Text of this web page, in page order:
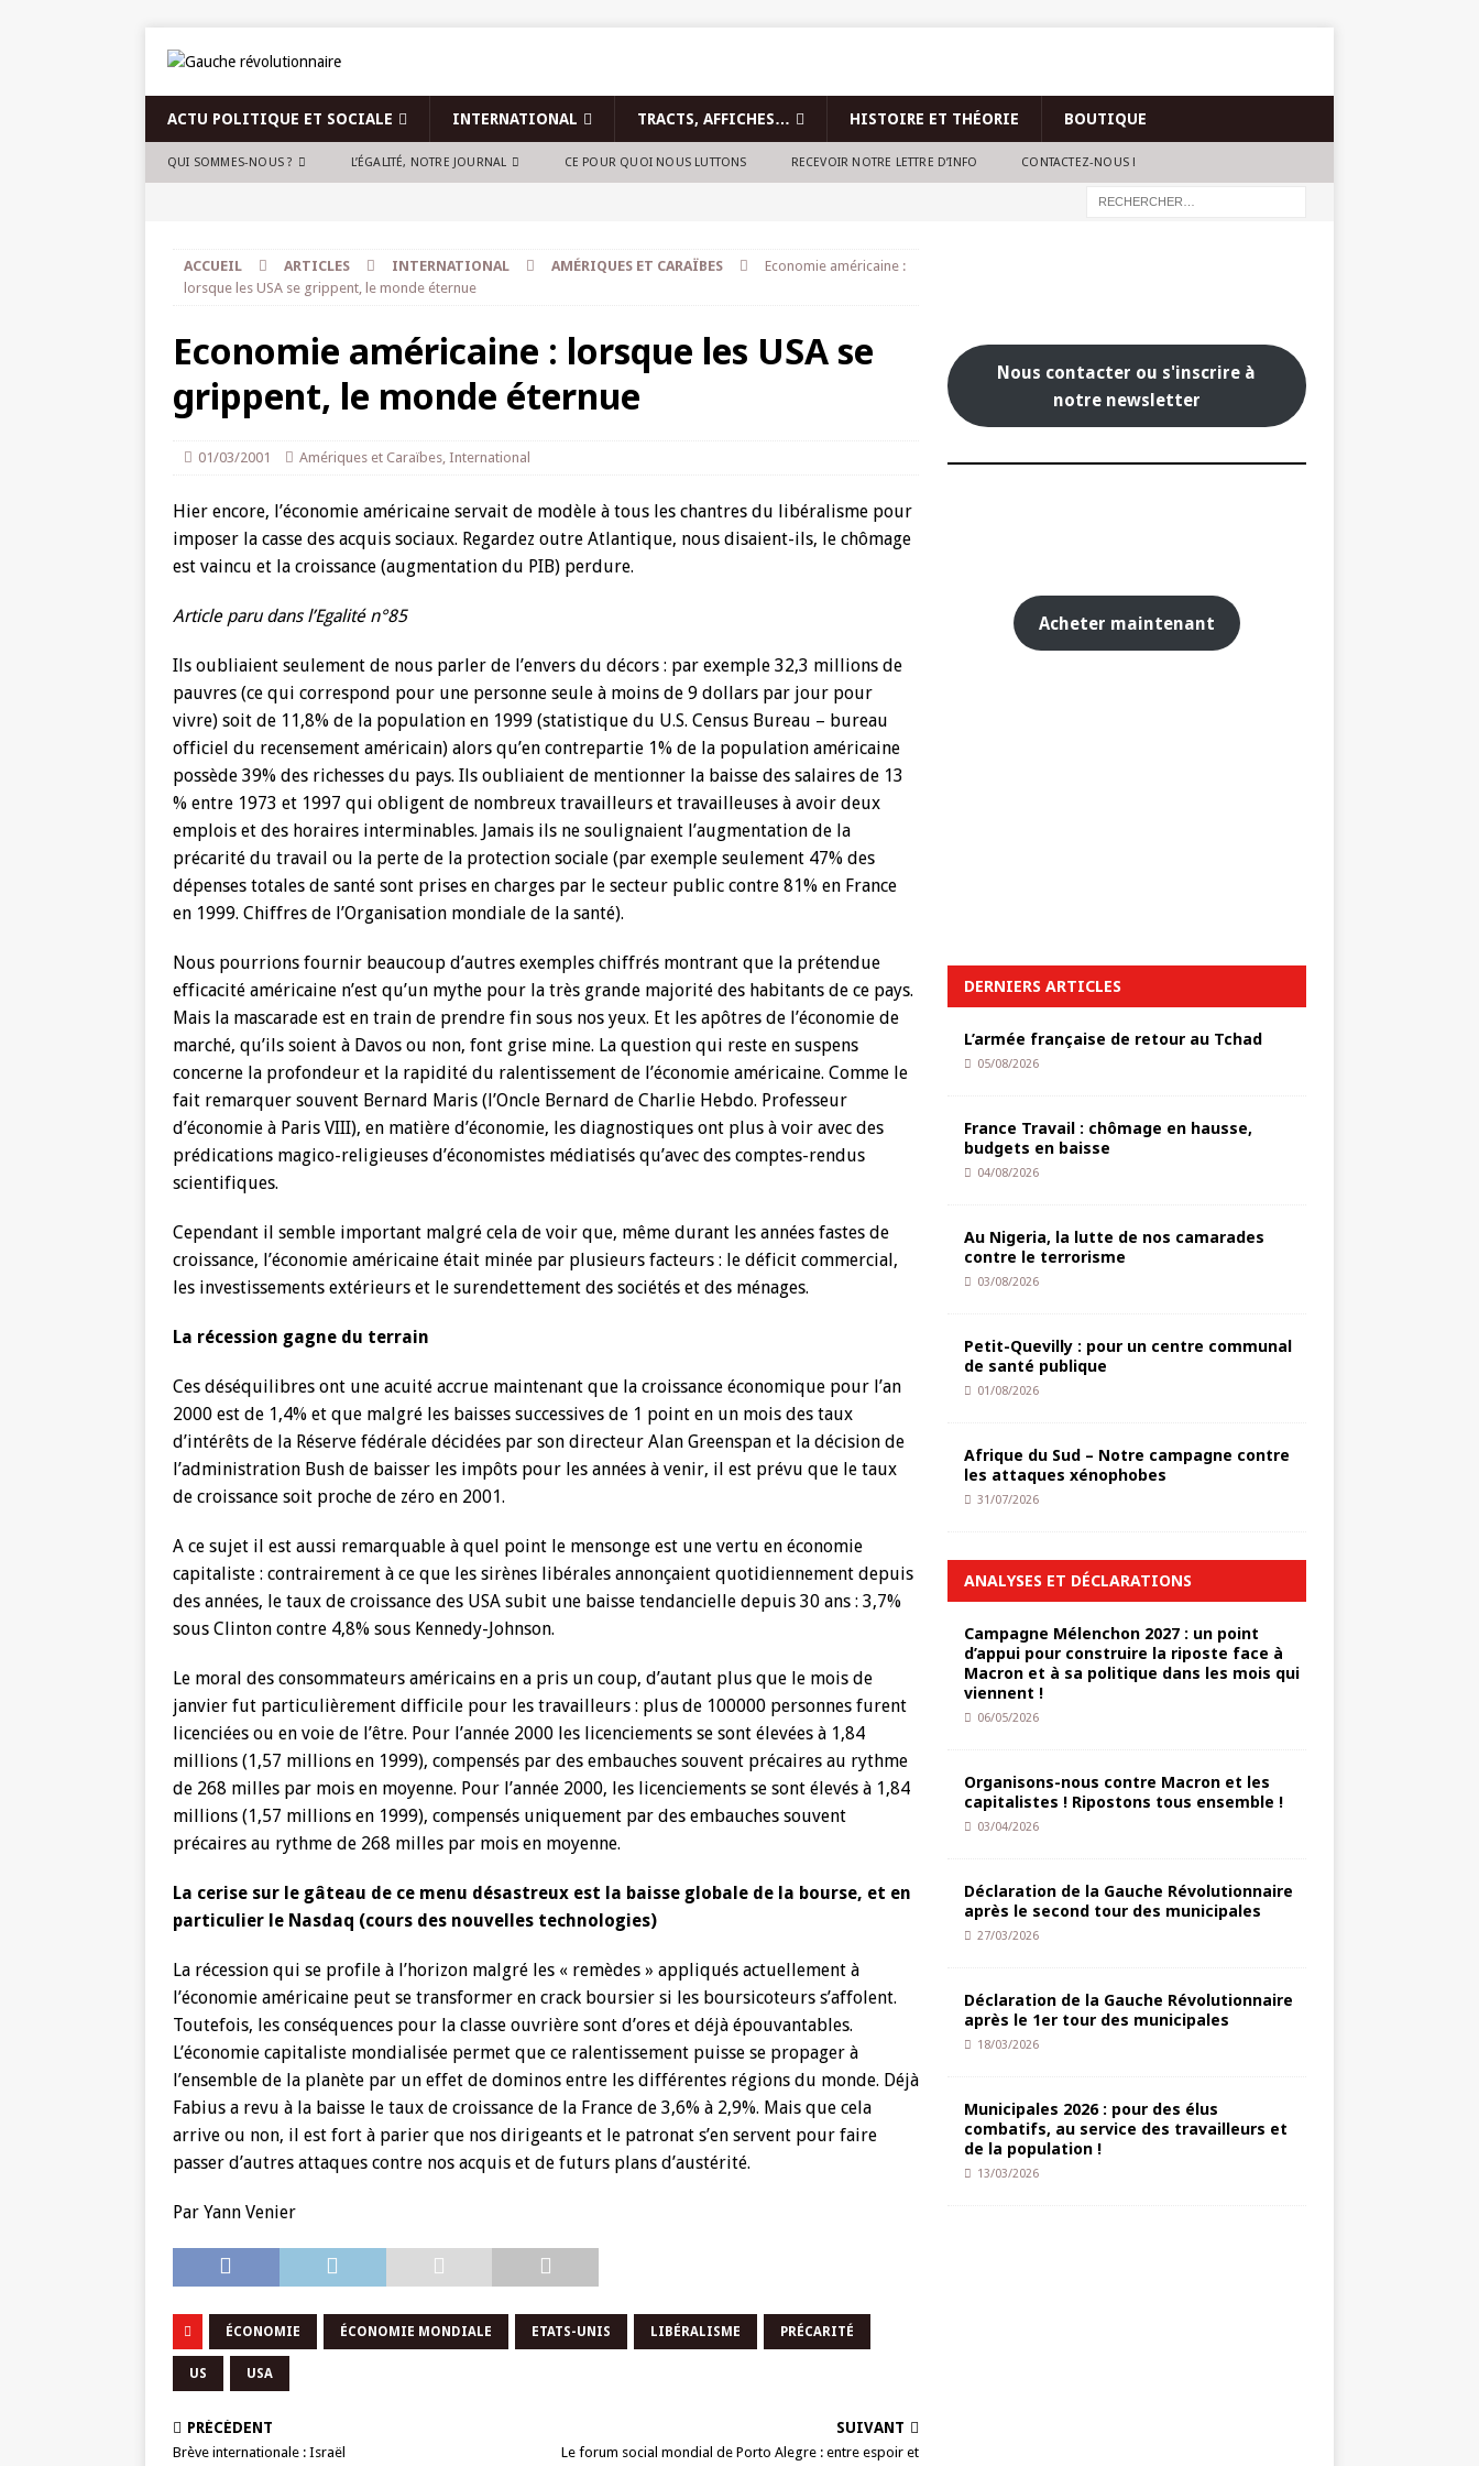
ACTU POLITIQUE ET SOCIALE INTERNATIONAL TRACTS, AFFICHES… HISTOIRE ET THÉORIE BOUTIQUE
QUI SOMMES-NOUS ? L’ÉGALITÉ, NOTRE JOURNAL CE POUR QUOI NOUS LUTTONS RECEVOIR NOTRE LETTRE D’INFO CONTACTEZ-NOUS !
ACCUEIL ARTICLES INTERNATIONAL AMÉRIQUES ET CARAÏBES
Economie américaine :
lorsque les USA se grippent, le monde éternue
Economie américaine : lorsque les USA se
grippent, le monde éternue
01/03/2001 Amériques et Caraïbes, International
Hier encore, l’économie américaine servait de modèle à tous les chantres du libéralisme pour
imposer la casse des acquis sociaux. Regardez outre Atlantique, nous disaient-ils, le chômage
est vaincu et la croissance (augmentation du PIB) perdure.
Article paru dans l’Egalité n°85
Ils oubliaient seulement de nous parler de l’envers du décors : par exemple 32,3 millions de
pauvres (ce qui correspond pour une personne seule à moins de 9 dollars par jour pour
vivre) soit de 11,8% de la population en 1999 (statistique du U.S. Census Bureau – bureau
officiel du recensement américain) alors qu’en contrepartie 1% de la population américaine
possède 39% des richesses du pays. Ils oubliaient de mentionner la baisse des salaires de 13
% entre 1973 et 1997 qui obligent de nombreux travailleurs et travailleuses à avoir deux
emplois et des horaires interminables. Jamais ils ne soulignaient l’augmentation de la
précarité du travail ou la perte de la protection sociale (par exemple seulement 47% des
dépenses totales de santé sont prises en charges par le secteur public contre 81% en France
en 1999. Chiffres de l’Organisation mondiale de la santé).
Nous pourrions fournir beaucoup d’autres exemples chiffrés montrant que la prétendue
efficacité américaine n’est qu’un mythe pour la très grande majorité des habitants de ce pays.
Mais la mascarade est en train de prendre fin sous nos yeux. Et les apôtres de l’économie de
marché, qu’ils soient à Davos ou non, font grise mine. La question qui reste en suspens
concerne la profondeur et la rapidité du ralentissement de l’économie américaine. Comme le
fait remarquer souvent Bernard Maris (l’Oncle Bernard de Charlie Hebdo. Professeur
d’économie à Paris VIII), en matière d’économie, les diagnostiques ont plus à voir avec des
prédications magico-religieuses d’économistes médiatisés qu’avec des comptes-rendus
scientifiques.
Cependant il semble important malgré cela de voir que, même durant les années fastes de
croissance, l’économie américaine était minée par plusieurs facteurs : le déficit commercial,
les investissements extérieurs et le surendettement des sociétés et des ménages.
La récession gagne du terrain
Ces déséquilibres ont une acuité accrue maintenant que la croissance économique pour l’an
2000 est de 1,4% et que malgré les baisses successives de 1 point en un mois des taux
d’intérêts de la Réserve fédérale décidées par son directeur Alan Greenspan et la décision de
l’administration Bush de baisser les impôts pour les années à venir, il est prévu que le taux
de croissance soit proche de zéro en 2001.
A ce sujet il est aussi remarquable à quel point le mensonge est une vertu en économie
capitaliste : contrairement à ce que les sirènes libérales annonçaient quotidiennement depuis
des années, le taux de croissance des USA subit une baisse tendancielle depuis 30 ans : 3,7%
sous Clinton contre 4,8% sous Kennedy-Johnson.
Le moral des consommateurs américains en a pris un coup, d’autant plus que le mois de
janvier fut particulièrement difficile pour les travailleurs : plus de 100000 personnes furent
licenciées ou en voie de l’être. Pour l’année 2000 les licenciements se sont élevées à 1,84
millions (1,57 millions en 1999), compensés par des embauches souvent précaires au rythme
de 268 milles par mois en moyenne. Pour l’année 2000, les licenciements se sont élevés à 1,84
millions (1,57 millions en 1999), compensés uniquement par des embauches souvent
précaires au rythme de 268 milles par mois en moyenne.
La cerise sur le gâteau de ce menu désastreux est la baisse globale de la bourse, et en
particulier le Nasdaq (cours des nouvelles technologies)
La récession qui se profile à l’horizon malgré les « remèdes » appliqués actuellement à
l’économie américaine peut se transformer en crack boursier si les boursicoteurs s’affolent.
Toutefois, les conséquences pour la classe ouvrière sont d’ores et déjà épouvantables.
L’économie capitaliste mondialisée permet que ce ralentissement puisse se propager à
l’ensemble de la planète par un effet de dominos entre les différentes régions du monde. Déjà
Fabius a revu à la baisse le taux de croissance de la France de 3,6% à 2,9%. Mais que cela
arrive ou non, il est fort à parier que nos dirigeants et le patronat s’en servent pour faire
passer d’autres attaques contre nos acquis et de futurs plans d’austérité.
Par Yann Venier
ÉCONOMIE ÉCONOMIE MONDIALE ETATS-UNIS LIBÉRALISME PRÉCARITÉ
US USA
PRÉCÉDENT
Brève internationale : Israël
SUIVANT
Le forum social mondial de Porto Alegre : entre espoir et
Nous contacter ou s'inscrire à
notre newsletter
Acheter maintenant
DERNIERS ARTICLES
L’armée française de retour au Tchad
05/08/2026
France Travail : chômage en hausse,
budgets en baisse
04/08/2026
Au Nigeria, la lutte de nos camarades
contre le terrorisme
03/08/2026
Petit-Quevilly : pour un centre communal
de santé publique
01/08/2026
Afrique du Sud – Notre campagne contre
les attaques xénophobes
31/07/2026
ANALYSES ET DÉCLARATIONS
Campagne Mélenchon 2027 : un point
d’appui pour construire la riposte face à
Macron et à sa politique dans les mois qui
viennent !
06/05/2026
Organisons-nous contre Macron et les
capitalistes ! Ripostons tous ensemble !
03/04/2026
Déclaration de la Gauche Révolutionnaire
après le second tour des municipales
27/03/2026
Déclaration de la Gauche Révolutionnaire
après le 1er tour des municipales
18/03/2026
Municipales 2026 : pour des élus
combatifs, au service des travailleurs et
de la population !
13/03/2026